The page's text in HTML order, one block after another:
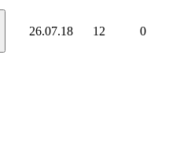
26.07.18 12 0